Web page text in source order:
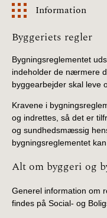
Information
Information
Byggeriets regler
Bygningsreglementet
indeholder de nærmere
byggearbejder skal leve
Kravene i
og indrettes, så det er
og sundhedsmæssig
bygningsreglementet
Alt om byggeri og
Generel information om
findes på Social- og